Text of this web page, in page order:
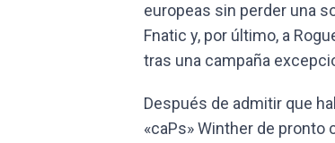
europeas sin perder una
Fnatic y, por último, a
tras una campaña
Después de admitir que
«caPs» Winther de pronto